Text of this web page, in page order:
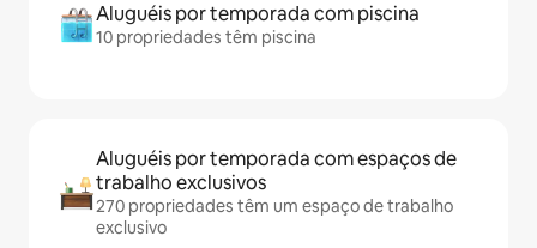
Aluguéis por temporada com piscina
10 propriedades têm piscina
Aluguéis por temporada com espaços de
trabalho exclusivos
270 propriedades têm um espaço de trabalho
exclusivo